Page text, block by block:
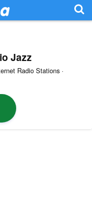
Jazz
Radio Stations ·